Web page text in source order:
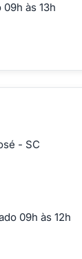
09h às 13h
- SC
09h às 12h